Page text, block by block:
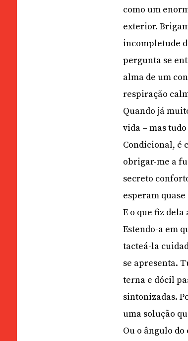
como um
exterior.
incompletude
pergunta se
alma de um
respiração
Quando já
vida – mas
Condicional, é
obrigar-me a
secreto
esperam
E o que fiz dela
Estendo-a em
tacteá-la
se apresenta.
terna e dócil
sintonizadas.
uma solução
Ou o ângulo